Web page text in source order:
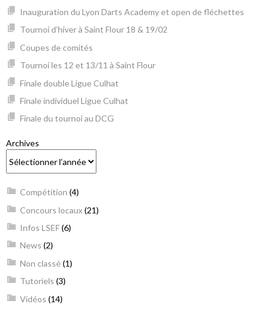
Inauguration du Lyon Darts Academy et open de fléchettes
Tournoi d’hiver à Saint Flour 18 & 19/02
Coupes de comités
Tournoi les 12 et 13/11 à Saint Flour
Finale double Ligue Culhat
Finale individuel Ligue Culhat
Finale du tournoi au DCG
Archives
Compétition (4)
Concours locaux(21)
Infos LSEF(6)
News (2)
Non classé (1)
Tutoriels (3)
Vidéos (14)